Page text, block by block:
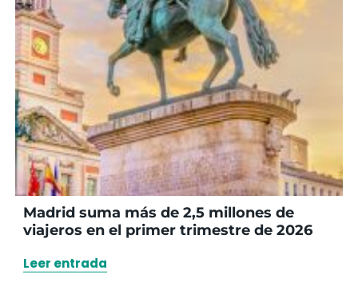
Madrid suma más de 2,5 millones de
viajeros en el primer trimestre de 2026
Leer entrada